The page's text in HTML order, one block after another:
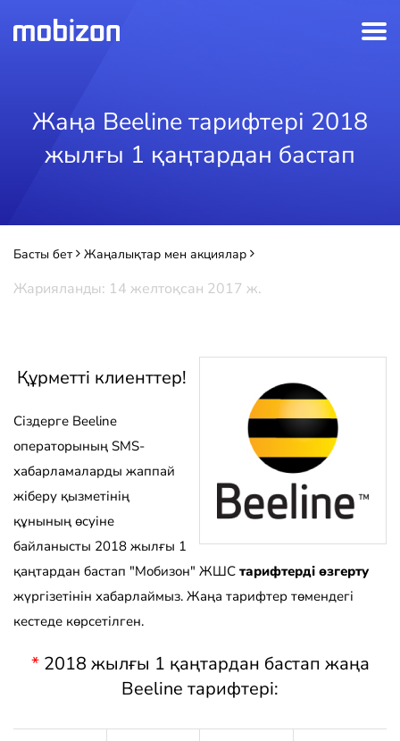
Басты бет
Жаңалықтар мен акциялар
Жаңа Beeline тарифтері 2018
жылғы 1 қаңтардан бастап
Жарияланды: 14 желтоқсан 2017 ж.
Құрметті клиенттер!
Сіздерге Beeline
операторының SMS-
хабарламаларды жаппай
жіберу қызметінің
құнының өсуіне
байланысты 2018 жылғы 1
қаңтардан бастап "Мобизон" ЖШС тарифтерді өзгерту
жүргізетінін хабарлаймыз. Жаңа тарифтер төмендегі
кестеде көрсетілген.
*2018 жылғы 1 қаңтардан бастап жаңа
Beeline тарифтері: